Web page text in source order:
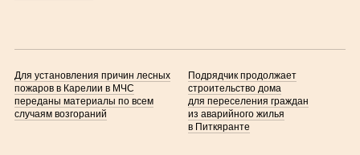
Для установления причин лесных
пожаров в Карелии в МЧС
переданы материалы по всем
случаям возгораний
Подрядчик продолжает
строительство дома
для переселения граждан
из аварийного жилья
в Питкяранте